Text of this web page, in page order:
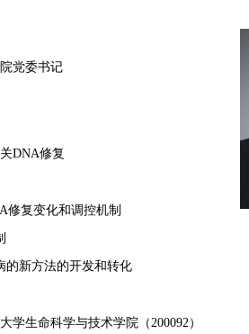
党委书记
DNA修复
修复变化和调控机制
的新方法的开发和转化
学生命科学与技术学院（200092）